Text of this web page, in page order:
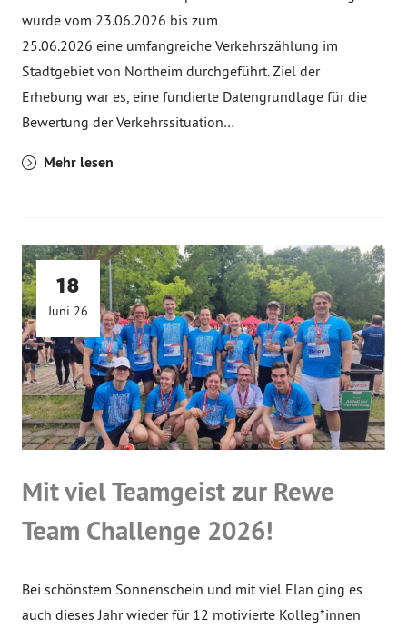
wurde vom 23.06.2026 bis zum
25.06.2026 eine umfangreiche Verkehrszählung im
Stadtgebiet von Northeim durchgeführt. Ziel der
Erhebung war es, eine fundierte Datengrundlage für die
Bewertung der Verkehrssituation…
Mehr lesen
18
Juni 26
Mit viel Teamgeist zur Rewe
Team Challenge 2026!
Bei schönstem Sonnenschein und mit viel Elan ging es
auch dieses Jahr wieder für 12 motivierte Kolleg*innen